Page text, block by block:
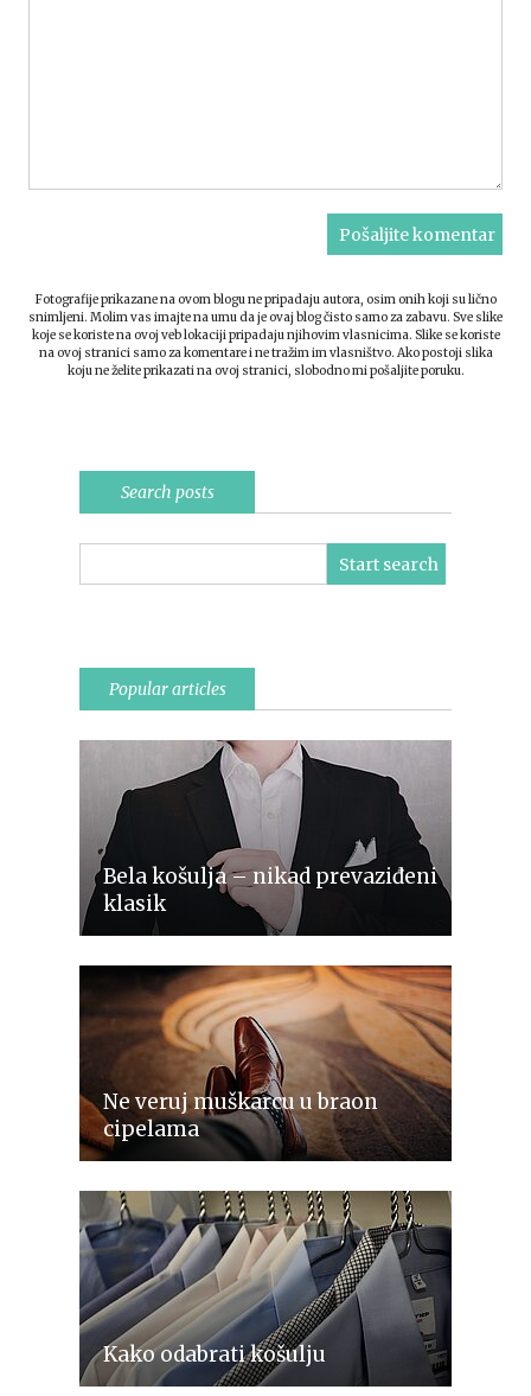
Fotografije prikazane na ovom blogu ne pripadaju autora, osim onih koji su lično
snimljeni. Molim vas imajte na umu da je ovaj blog čisto samo za zabavu. Sve slike
koje se koriste na ovoj veb lokaciji pripadaju njihovim vlasnicima. Slike se koriste
na ovoj stranici samo za komentare i ne tražim im vlasništvo. Ako postoji slika
koju ne želite prikazati na ovoj stranici, slobodno mi pošaljite poruku.
Search posts
Popular articles
Bela košulja – nikad prevaziđeni
klasik
Ne veruj muškarcu u braon
cipelama
Kako odabrati košulju